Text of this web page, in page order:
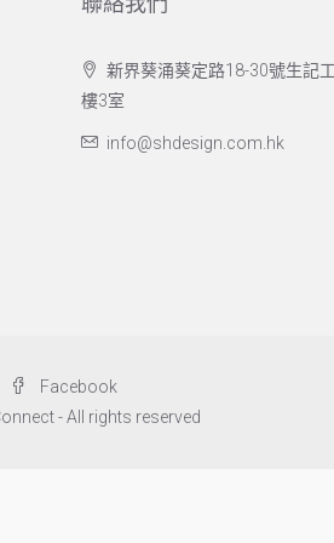
新界葵涌葵定路18-30號生記
樓3室
info@shdesign.com.hk
Facebook
- All rights reserved